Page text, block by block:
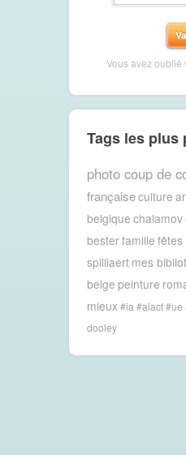
Vous avez oublié
Tags les plus
photo coup de
françaiseculture
belgique chalamov
besterfamille fêtes
spilliaert mes
belge peinture
mieux #ia #aiact #ue
dooley